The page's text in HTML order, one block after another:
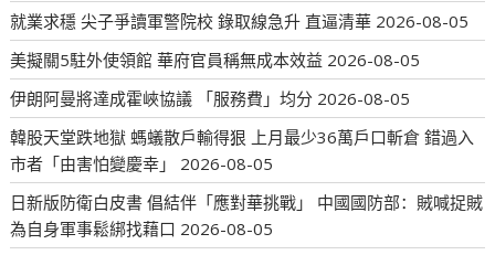
就業求穩 尖子爭讀軍警院校 錄取線急升 直逼清華 2026-08-05
美擬關5駐外使領館 華府官員稱無成本效益 2026-08-05
伊朗阿曼將達成霍峽協議 「服務費」均分 2026-08-05
韓股天堂跌地獄 螞蟻散戶輸得狠 上月最少36萬戶口斬倉 錯過入
市者「由害怕變慶幸」
2026-08-05
日新版防衛白皮書 倡結伴「應對華挑戰」 中國國防部：賊喊捉賊
為自身軍事鬆綁找藉口 2026-08-05